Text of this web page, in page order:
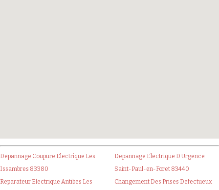
Depannage Coupure Electrique Les
Issambres 83380
Reparateur Electrique Antibes Les
Depannage Electrique D Urgence
Saint-Paul-en-Foret 83440
Changement Des Prises Defectueux